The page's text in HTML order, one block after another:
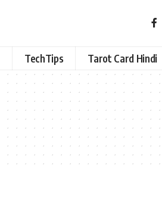
TechTips Tarot Card Hindi